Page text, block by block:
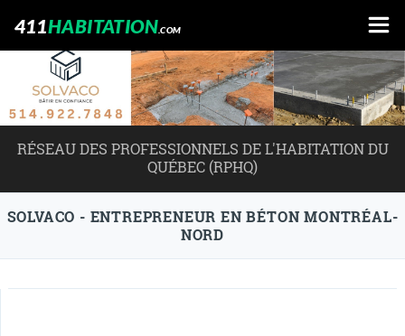
411HABITATION.COM
RÉSEAU DES PROFESSIONNELS DE L'HABITATION DU
QUÉBEC (RPHQ)
SOLVACO - ENTREPRENEUR EN BÉTON MONTRÉAL-
NORD